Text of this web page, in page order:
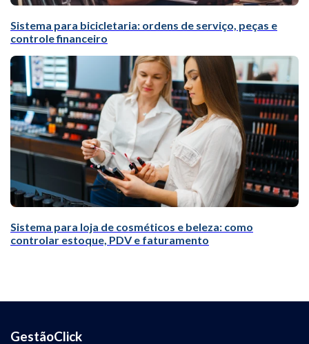
Sistema para bicicletaria: ordens de serviço, peças e
controle financeiro
Sistema para loja de cosméticos e beleza: como
controlar estoque, PDV e faturamento
GestãoClick